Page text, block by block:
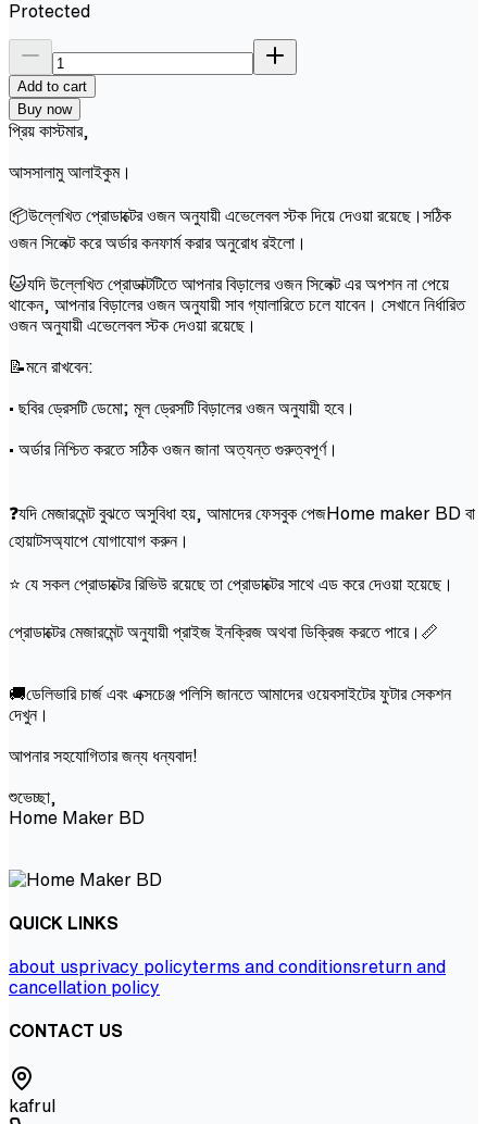
Protected
Add to cart
Buy now
প্রিয় কাস্টমার,
আসসালামু আলাইকুম।
📦উল্লেখিত প্রোডাক্টের ওজন অনুযায়ী এভেলেবল স্টক দিয়ে দেওয়া রয়েছে।সঠিক
ওজন সিলেক্ট করে অর্ডার কনফার্ম করার অনুরোধ রইলো।
🐱যদি উল্লেখিত প্রোডাক্টটিতে আপনার বিড়ালের ওজন সিলেক্ট এর অপশন না পেয়ে
থাকেন, আপনার বিড়ালের ওজন অনুযায়ী সাব গ্যালারিতে চলে যাবেন। সেখানে নির্ধারিত
ওজন অনুযায়ী এভেলেবল স্টক দেওয়া রয়েছে।
📝মনে রাখবেন:
• ছবির ড্রেসটি ডেমো; মূল ড্রেসটি বিড়ালের ওজন অনুযায়ী হবে।
• অর্ডার নিশ্চিত করতে সঠিক ওজন জানা অত্যন্ত গুরুত্বপূর্ণ।
❓যদি মেজারমেন্ট বুঝতে অসুবিধা হয়, আমাদের ফেসবুক পেজHome maker BD বা
হোয়াটসঅ্যাপে যোগাযোগ করুন।
⭐ যে সকল প্রোডাক্টের রিভিউ রয়েছে তা প্রোডাক্টের সাথে এড করে দেওয়া হয়েছে।
প্রোডাক্টের মেজারমেন্ট অনুযায়ী প্রাইজ ইনক্রিজ অথবা ডিক্রিজ করতে পারে।📏
🚚ডেলিভারি চার্জ এবং এক্সচেঞ্জ পলিসি জানতে আমাদের ওয়েবসাইটের ফুটার সেকশন
দেখুন।
আপনার সহযোগিতার জন্য ধন্যবাদ!
শুভেচ্ছা,
Home Maker BD
QUICK LINKS
about usprivacy policyterms and conditionsreturn and
cancellation policy
CONTACT US
kafrul